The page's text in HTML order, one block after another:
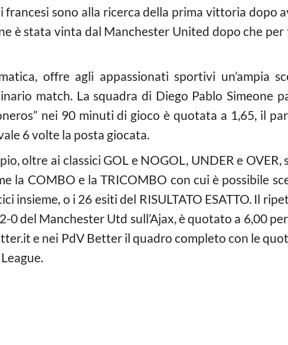
sono alla ricerca della prima vittoria dopo
è stata vinta dal Manchester United dopo che per
offre agli appassionati sportivi un’ampia
match. La squadra di Diego Pablo Simeone
nei 90 minuti di gioco è quotata a 1,65, il
6 volte la posta giocata.
oltre ai classici GOL e NOGOL, UNDER e OVER,
la COMBO e la TRICOMBO con cui è possibile
insieme, o i 26 esiti del RISULTATO ESATTO. Il
del Manchester Utd sull’Ajax, è quotato a 6,00
e nei PdV Better il quadro completo con le